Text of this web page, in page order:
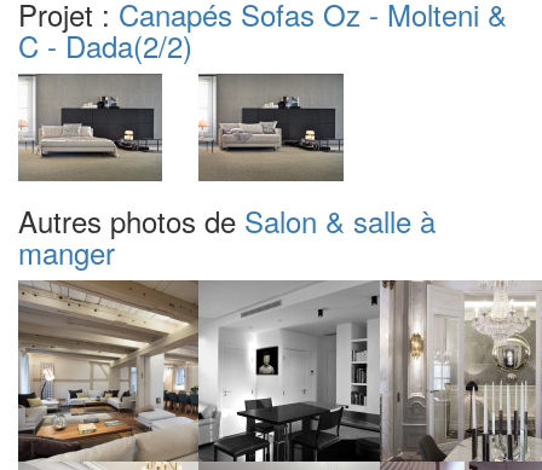
Projet : Canapés Sofas Oz - Molteni &
C - Dada(2/2)
Autres photos de Salon & salle à
manger